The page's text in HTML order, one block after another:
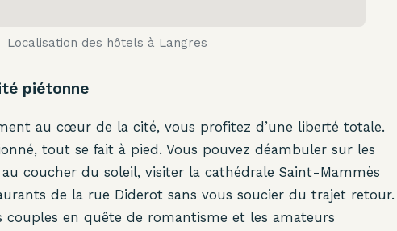
Localisation des hôtels à Langres
piétonne
au cœur de la cité, vous profitez d’une liberté totale.
tout se fait à pied. Vous pouvez déambuler sur les
au coucher du soleil, visiter la cathédrale Saint-Mammès
de la rue Diderot sans vous soucier du trajet retour.
couples en quête de romantisme et les amateurs